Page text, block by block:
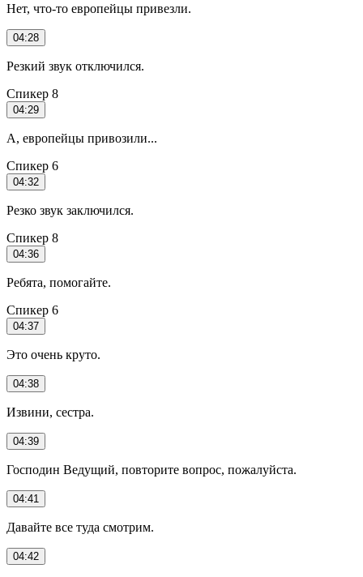
Нет, что-то европейцы привезли.
04:28
Резкий звук отключился.
Спикер 8
04:29
А, европейцы привозили...
Спикер 6
04:32
Резко звук заключился.
Спикер 8
04:36
Ребята, помогайте.
Спикер 6
04:37
Это очень круто.
04:38
Извини, сестра.
04:39
Господин Ведущий, повторите вопрос, пожалуйста.
04:41
Давайте все туда смотрим.
04:42